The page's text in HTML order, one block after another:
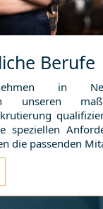
Berufe
in
speziellen
die passenden